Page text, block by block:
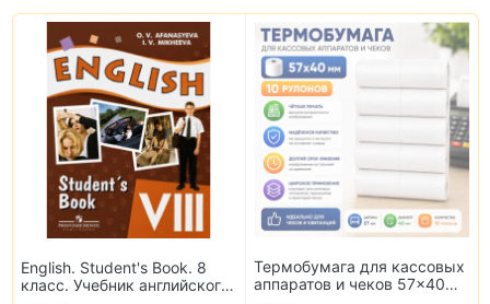
English. Student's Book. 8
класс. Учебник английского
Термобумага для кассовых
аппаратов и чеков 57×40